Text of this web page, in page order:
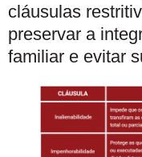
cláusulas
preservar a
familiar e evitar